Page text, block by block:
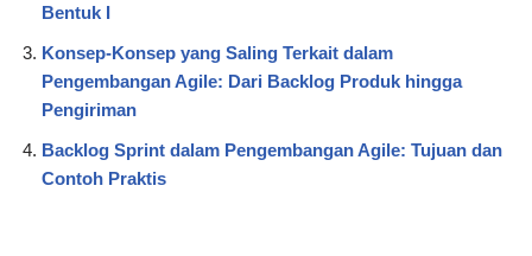
Bentuk I
Konsep-Konsep yang Saling Terkait dalam
Pengembangan Agile: Dari Backlog Produk hingga
Pengiriman
Backlog Sprint dalam Pengembangan Agile: Tujuan dan
Contoh Praktis